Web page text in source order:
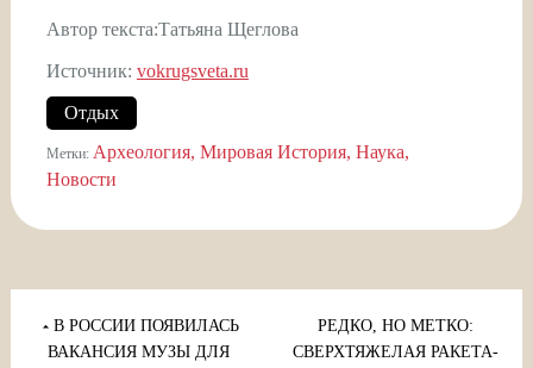
Автор текста:Татьяна Щеглова
Источник: vokrugsveta.ru
Отдых
Метки: Археология Мировая История Наука
Новости
Навигация
по В РОССИИ ПОЯВИЛАСЬ
ВАКАНСИЯ МУЗЫ ДЛЯ
РЕДКО, НО МЕТКО:
СВЕРХТЯЖЕЛАЯ РАКЕТА-